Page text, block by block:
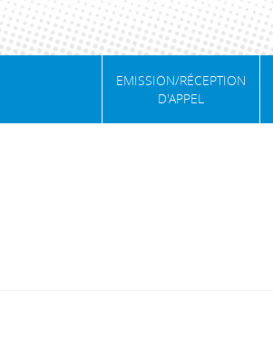
EMISSION/RÉCEPTION
D'APPEL